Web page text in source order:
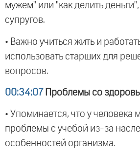
мужем" или "как делить
супругов.
• Важно учиться жить и
использовать старших для
вопросов.
00:34:07 Проблемы со
• Упоминается, что у человека
проблемы с учебой из-за
особенностей организма.